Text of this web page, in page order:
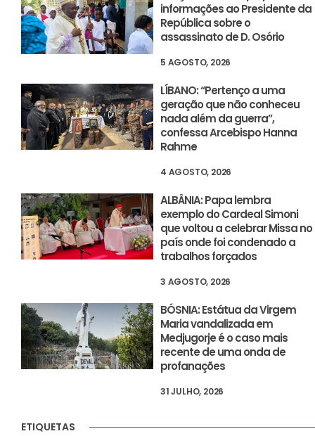
informações ao Presidente da
República sobre o
assassinato de D. Osório
5 AGOSTO, 2026
LÍBANO: “Pertenço a uma
geração que não conheceu
nada além da guerra”,
confessa Arcebispo Hanna
Rahme
4 AGOSTO, 2026
ALBÂNIA: Papa lembra
exemplo do Cardeal Simoni
que voltou a celebrar Missa no
país onde foi condenado a
trabalhos forçados
3 AGOSTO, 2026
BÓSNIA: Estátua da Virgem
Maria vandalizada em
Medjugorje é o caso mais
recente de uma onda de
profanações
31 JULHO, 2026
ETIQUETAS